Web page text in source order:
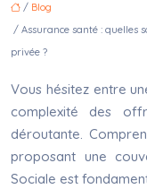
/ Blog
/ Assurance santé : quelles
privée ?
Vous hésitez entre
complexité des
déroutante.
proposant une
Sociale est